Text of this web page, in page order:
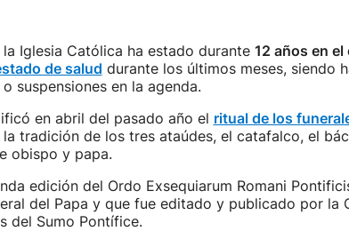
Iglesia Católica ha estado durante 12 años en el
de salud durante los últimos meses, siendo
suspensiones en la agenda.
en abril del pasado año el ritual de los
tradición de los tres ataúdes, el catafalco, el
obispo y papa.
edición del Ordo Exsequiarum Romani
del Papa y que fue editado y publicado por la
del Sumo Pontífice.